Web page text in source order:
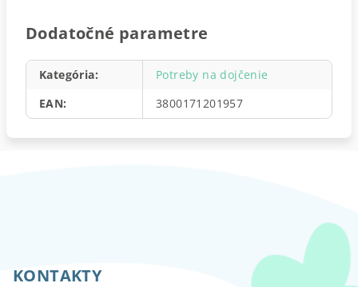
Dodatočné parametre
Kategória:
Potreby na dojčenie
EAN: 3800171201957
KONTAKTY